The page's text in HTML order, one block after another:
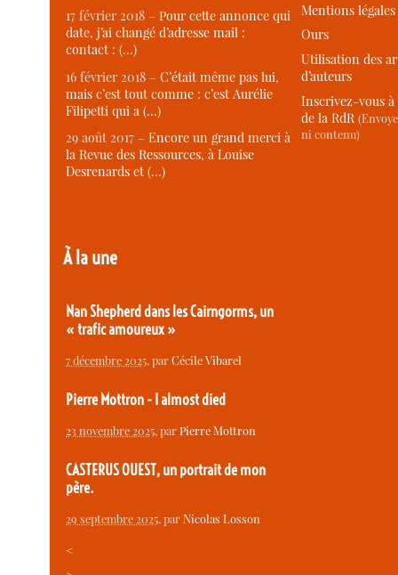
17 février 2018 –Pour cette annonce qui
date, j’ai changé d’adresse mail :
contact : (…)
16 février 2018 –C’était même pas lui,
mais c’est tout comme : c’est Aurélie
Filipetti qui a (…)
29 août 2017 –Encore un grand merci à
la Revue des Ressources, à Louise
Desrenards et (…)
À la une
Nan Shepherd dans les Cairngorms, un
« trafic amoureux »
7 décembre 2025, parCécile Vibarel
Pierre Mottron - I almost died
23 novembre 2025, parPierre Mottron
CASTERUS OUEST, un portrait de mon
père.
29 septembre 2025, parNicolas Losson
<
Mentions légales
Ours
Utilisation des
d’auteurs
Inscrivez-vous
de la RdR
ni contenu)